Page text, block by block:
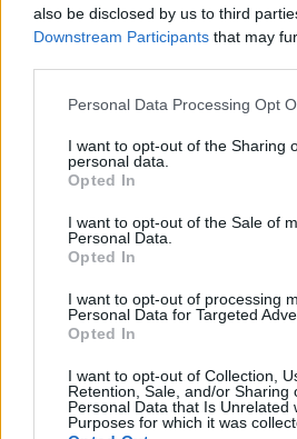
also be disclosed by us to third
Downstream Participants that may
Please note that this website/app
not limited to your visit or usage
grant or deny consent to Google and
use your data for below specified
consent section.
Personal Data Processing Opt
I want to opt-out of the Sharing
personal data.
Opted In
I want to opt-out of the Sale of
Personal Data.
Opted In
I want to opt-out of processing
Personal Data for Targeted
Opted In
I want to opt-out of Collection,
Retention, Sale, and/or Sharing
Personal Data that Is Unrelated
Purposes for which it was
használják, akkor magas
kalkulálni és növelheti az
viszonylag több nitrogén-
monoxidot, port bocsáthat
alacsony nedvességtartalmú
javasolják, amit